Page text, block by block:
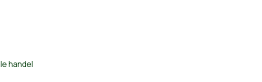
handel